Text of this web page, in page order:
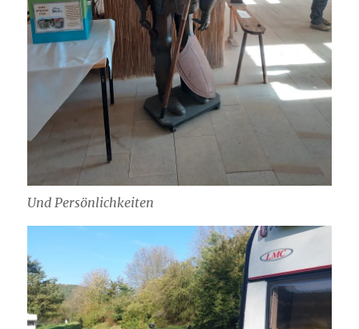
Und Persönlichkeiten